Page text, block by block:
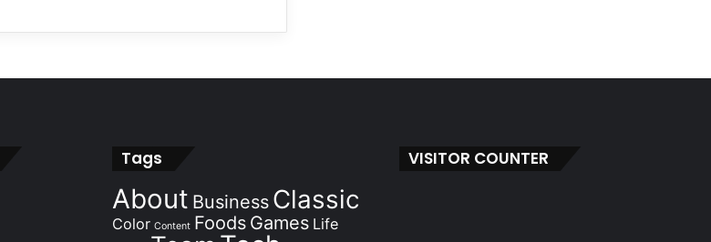
Tags
About Business Classic
Color Content Foods Games Life
VISITOR COUNTER